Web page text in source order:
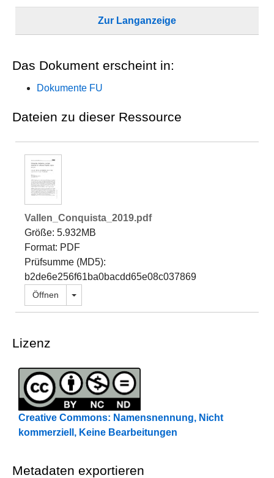
Zur Langanzeige
Das Dokument erscheint in:
Dokumente FU
Dateien zu dieser Ressource
Vallen_Conquista_2019.pdf
Größe: 5.932MB
Format: PDF
Prüfsumme (MD5):
b2de6e256f61ba0bacdd65e08c037869
Öffnen Dropdown öffnen
Lizenz
Creative Commons: Namensnennung, Nicht
kommerziell, Keine Bearbeitungen
Metadaten exportieren